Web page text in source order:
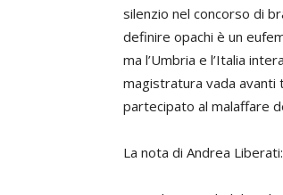
silenzio nel concorso di
definire opachi è un
ma l’Umbria e l’Italia
magistratura vada avanti
partecipato al malaffare
La nota di Andrea Liberati: